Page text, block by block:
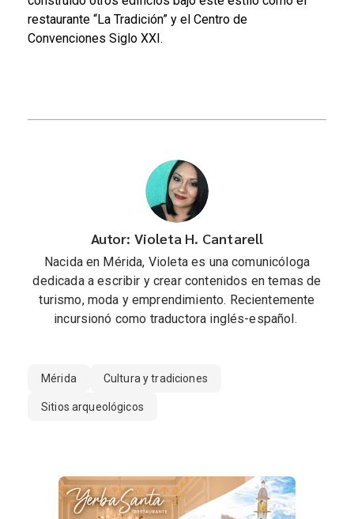
restaurante “La Tradición” y el Centro de
Convenciones Siglo XXI.
Autor: Violeta H. Cantarell
Nacida en Mérida, Violeta es una comunicóloga
dedicada a escribir y crear contenidos en temas de
turismo, moda y emprendimiento. Recientemente
incursionó como traductora inglés-español.
Mérida Cultura y tradiciones
Sitios arqueológicos